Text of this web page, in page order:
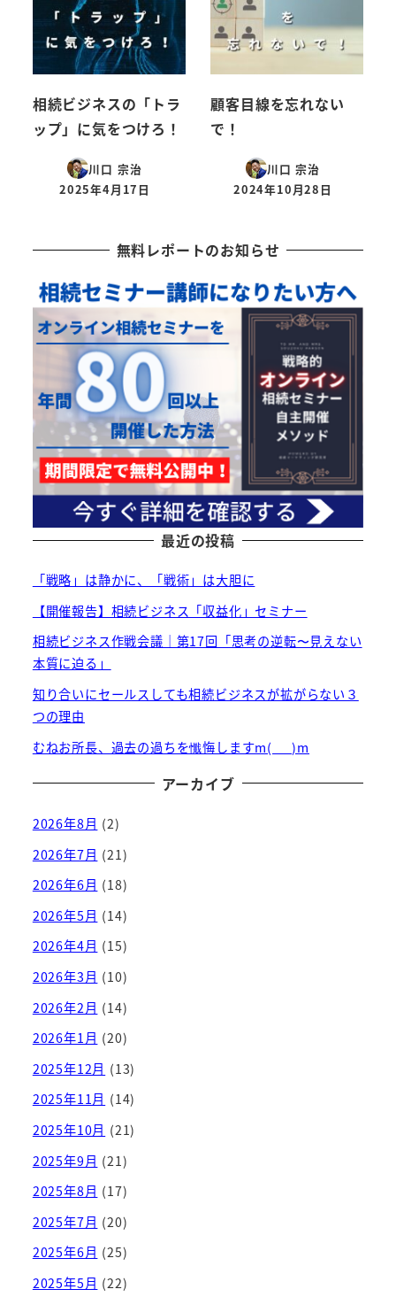
相続ビジネスの「トラ
ップ」に気をつけろ！
川口 宗治
投稿日
2025年4月17日
顧客目線を忘れない
で！
川口 宗治
投稿日
2024年10月28日
無料レポートのお知らせ
最近の投稿
「戦略」は静かに、「戦術」は大胆に
【開催報告】相続ビジネス「収益化」セミナー
相続ビジネス作戦会議｜第17回「思考の逆転〜見えない
本質に迫る」
知り合いにセールスしても相続ビジネスが拡がらない３
つの理由
むねお所長、過去の過ちを懺悔しますm(_ _)m
アーカイブ
2026年8月 (2)
2026年7月 (21)
2026年6月 (18)
2026年5月 (14)
2026年4月 (15)
2026年3月 (10)
2026年2月 (14)
2026年1月 (20)
2025年12月 (13)
2025年11月 (14)
2025年10月 (21)
2025年9月 (21)
2025年8月 (17)
2025年7月 (20)
2025年6月 (25)
2025年5月 (22)